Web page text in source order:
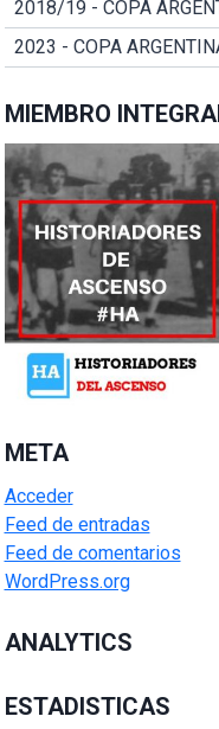
2018/19 - COPA
2023 - COPA
MIEMBRO
META
Acceder
Feed de entradas
Feed de comentarios
WordPress.org
ANALYTICS
ESTADISTICAS